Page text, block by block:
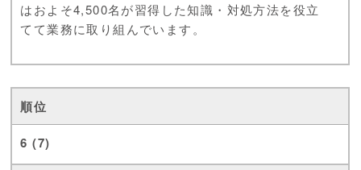
はおよそ4,500名が習得した知識・対処方法を役立
てて業務に取り組んでいます。
6 (7)